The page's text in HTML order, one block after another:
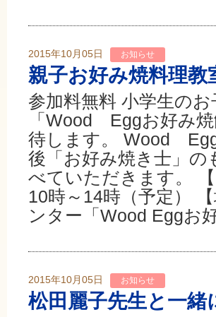
2015年10月05日 お知らせ
親子お好み焼料理
参加料無料 小学生の
「Wood Eggお好み
待します。 Wood
後「お好み焼き士」の
べていただきます。
10時～14時（予定）
ンター「Wood Eggお
2015年10月05日 お知らせ
松田麗子先生と一